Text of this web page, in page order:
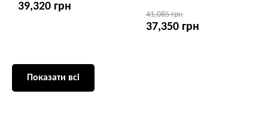
39,320 грн
41,085 грн
37,350 грн
Показати всі